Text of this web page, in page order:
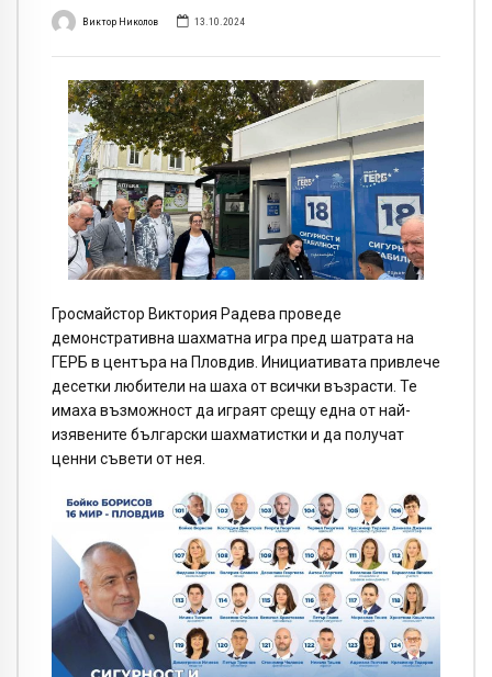
Виктор Николов 13.10.2024
Гросмайстор Виктория Радева проведе
демонстративна шахматна игра пред шатрата на
ГЕРБ в центъра на Пловдив. Инициативата привлече
десетки любители на шаха от всички възрасти. Те
имаха възможност да играят срещу една от най-
изявените български шахматистки и да получат
ценни съвети от нея.